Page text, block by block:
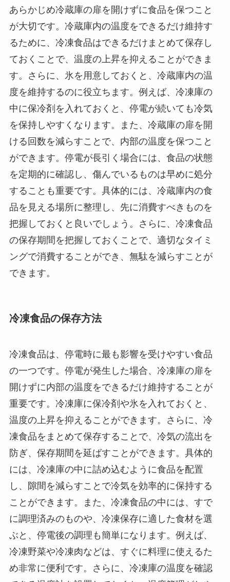
あらかじめ冷蔵庫の扉を開けずに食品を保つこと
が大切です。冷蔵庫内の温度をできるだけ維持す
るために、冷凍食品はできるだけまとめて保存し
ておくことで、温度の上昇を抑えることができま
す。さらに、氷を用意しておくと、冷蔵庫内の温
度を維持するのに役立ちます。例えば、冷凍庫の
中に保冷剤を入れておくと、停電が続いても冷気
を保持しやすくなります。また、冷蔵庫の扉を開
ける回数を減らすことで、内部の温度を保つこと
ができます。停電が長引く場合には、食品の状態
を定期的に確認し、傷んでいるものは早めに処分
することも重要です。具体的には、冷蔵庫内の食
品を見える場所に整理し、先に消費すべきものを
把握しておくと良いでしょう。さらに、冷凍食品
の保存期間を把握しておくことで、適切なタイミ
ングで消費することができ、無駄を減らすことが
できます。
冷凍食品の保存方法
冷凍食品は、停電時に最も影響を受けやすい食品
の一つです。停電が発生した場合、冷凍庫の扉を
開けずに内部の温度をできるだけ維持することが
重要です。冷凍庫に保冷剤や氷を入れておくと、
温度の上昇を抑えることができます。さらに、冷
凍食品をまとめて保存することで、冷気の流出を
防ぎ、保存期間を延ばすことができます。具体的
には、冷凍庫の中に詰め込むように食品を配置
し、隙間を減らすことで冷気を効率的に保持する
ことができます。また、冷凍食品の中には、すで
に調理済みのものや、冷凍保存に適した食材を選
ぶと、停電後の調理も簡単になります。例えば、
冷凍野菜や冷凍肉などは、すぐに料理に使えるた
め非常に便利です。さらに、冷凍庫の温度を確認